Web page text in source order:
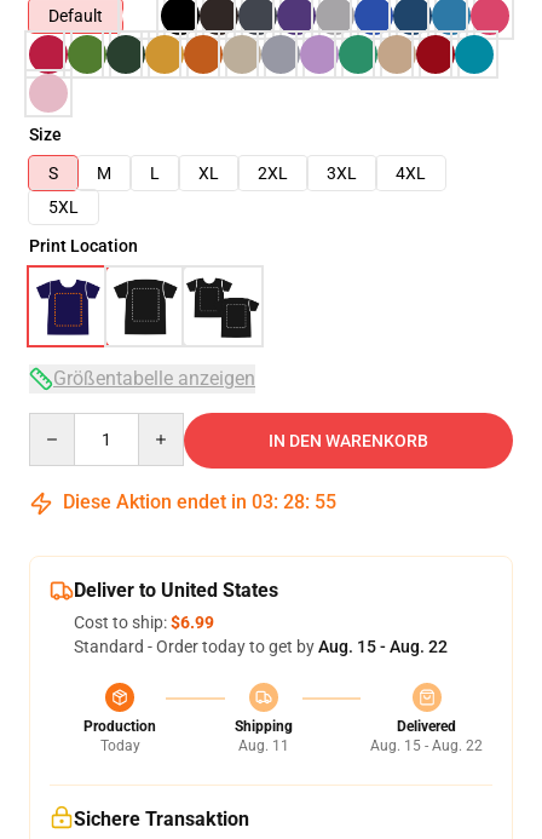
Default
Size
S
M L XL 2XL 3XL
4XL
5XL
Print Location
Größentabelle anzeigen
IN DEN WARENKORB
Diese Aktion endet in 03: 28: 54
Deliver to United States
Cost to ship:$6.99
Standard - Order today to get byAug. 15 - Aug. 22
Production
Today
Shipping
Aug. 11
Delivered
Aug. 15 - Aug. 22
Sichere Transaktion